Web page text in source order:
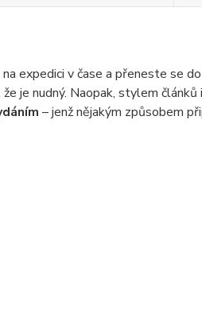
expedici v čase a přeneste se
je nudný. Naopak, stylem
– jenž nějakým způsobem